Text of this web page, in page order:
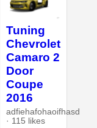
Tuning
Chevrolet
Camaro 2
Door
Coupe
2016
adfiehafohaoifhasd
· 115 likes